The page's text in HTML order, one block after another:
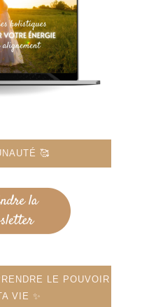
🥰
LE POUVOIR
VIE ✨